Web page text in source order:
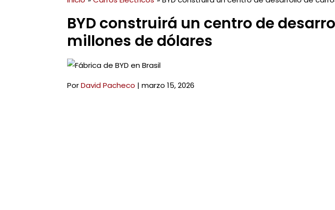
BYD construirá un centro de
millones de dólares
PorDavid Pacheco | marzo 15, 2026